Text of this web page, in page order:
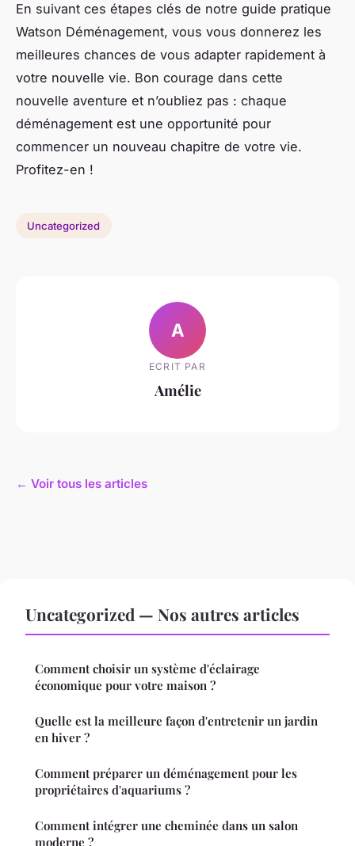
En suivant ces étapes clés de notre guide pratique
Watson Déménagement, vous vous donnerez les
meilleures chances de vous adapter rapidement à
votre nouvelle vie. Bon courage dans cette
nouvelle aventure et n’oubliez pas : chaque
déménagement est une opportunité pour
commencer un nouveau chapitre de votre vie.
Profitez-en !
Uncategorized
A
ECRIT PAR
Amélie
← Voir tous les articles
Uncategorized — Nos autres articles
Comment choisir un système d'éclairage
économique pour votre maison ?
Quelle est la meilleure façon d'entretenir un jardin
en hiver ?
Comment préparer un déménagement pour les
propriétaires d'aquariums ?
Comment intégrer une cheminée dans un salon
moderne ?